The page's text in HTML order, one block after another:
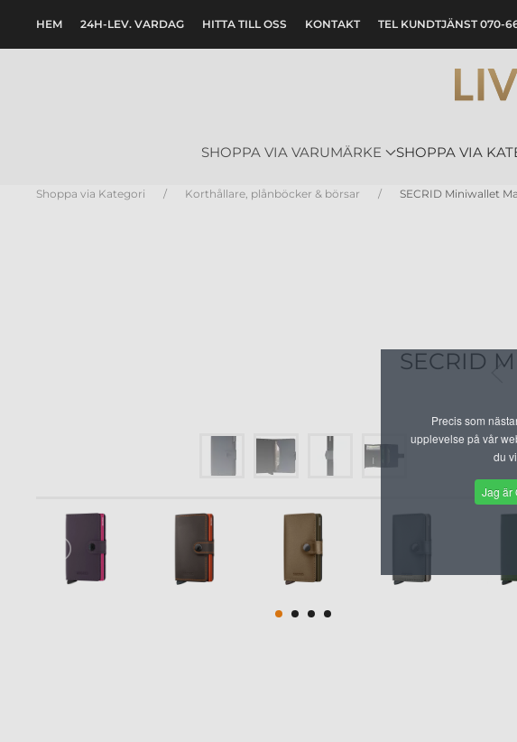
Skip to main content
HEM 24H-LEV. VARDAG HITTA TILL OSS KONTAKT TEL KUNDTJÄNST 070-
SHOPPA VIA VARUMÄRKE SHOPPA VIA
Shoppa via Kategori Korthållare, plånböcker & börsar SECRID Miniwallet
SECRID
Precis som
upplevelse på vår
du
Jag är